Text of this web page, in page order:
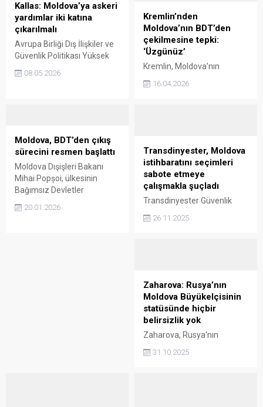
Kallas: Moldova’ya askeri
yardımlar iki katına
çıkarılmalı
Avrupa Birliği Dış İlişkiler ve
Güvenlik Politikası Yüksek
Moldova’ya yönelik askeri
08.05.2026
Kremlin’nden
Moldova’nın BDT’den
çekilmesine tepki:
‘Üzgünüz’
Kremlin, Moldova’nın
Topluluğu'ndan (BDT)
16.04.2026
Moldova, BDT’den çıkış
sürecini resmen başlattı
Moldova Dışişleri Bakanı
Mihai Popșoi, ülkesinin
Bağımsız Devletler
tamamen ayrılması için
20.01.2026
Transdinyester, Moldova
istihbaratını seçimleri
sabote etmeye
çalışmakla şuçladı
Transdinyester Güvenlik
istihbarat servislerinin
şantaj girişiminde
bulunduğunu ileri sürdü.
26.11.2025
Zaharova: Rusya’nın
Moldova Büyükelçisinin
statüsünde hiçbir
belirsizlik yok
Zaharova, Rusya'nın
statüsü konusunda
31.10.2025